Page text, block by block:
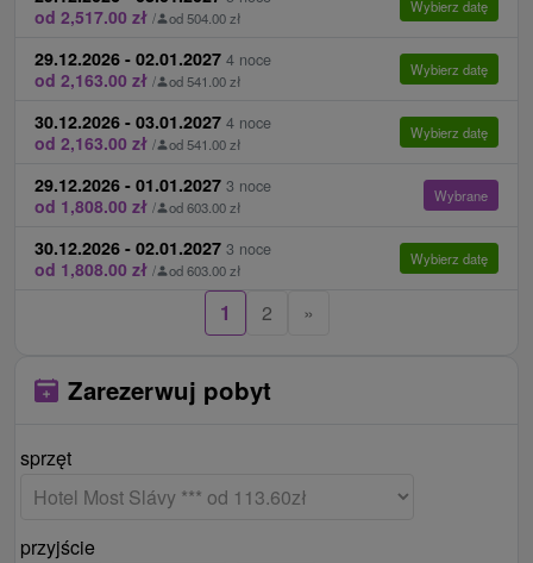
od 2,517.00 zł / od 504.00 zł
Wybierz datę
29.12.2026 - 02.01.2027 4 noce
od 2,163.00 zł / od 541.00 zł
Wybierz datę
30.12.2026 - 03.01.2027 4 noce
od 2,163.00 zł / od 541.00 zł
Wybierz datę
29.12.2026 - 01.01.2027 3 noce
od 1,808.00 zł / od 603.00 zł
Wybrane
30.12.2026 - 02.01.2027 3 noce
od 1,808.00 zł / od 603.00 zł
Wybierz datę
1 2 »
Zarezerwuj pobyt
sprzęt
przyjście